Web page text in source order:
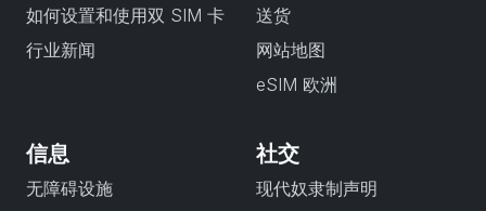
如何设置和使用双 SIM 卡
行业新闻
送货
网站地图
eSIM 欧洲
信息
无障碍设施
社交
现代奴隶制声明